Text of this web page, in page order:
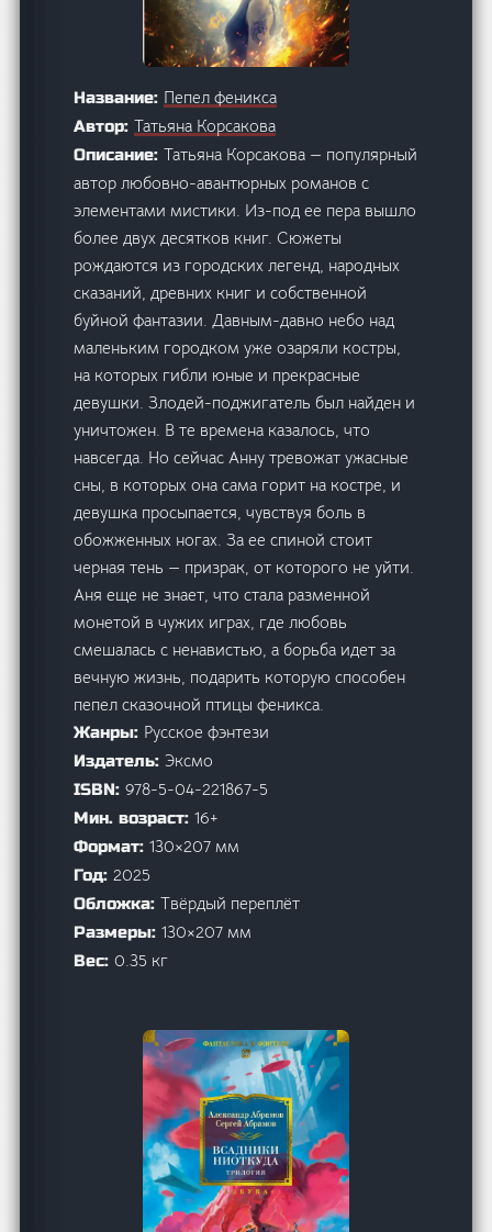
Название: Пепел феникса
Автор:Татьяна Корсакова
Описание:Татьяна Корсакова — популярный
автор любовно-авантюрных романов с
элементами мистики. Из-под ее пера вышло
более двух десятков книг. Сюжеты
рождаются из городских легенд, народных
сказаний, древних книг и собственной
буйной фантазии. Давным-давно небо над
маленьким городком уже озаряли костры,
на которых гибли юные и прекрасные
девушки. Злодей-поджигатель был найден и
уничтожен. В те времена казалось, что
навсегда. Но сейчас Анну тревожат ужасные
сны, в которых она сама горит на костре, и
девушка просыпается, чувствуя боль в
обожженных ногах. За ее спиной стоит
черная тень — призрак, от которого не уйти.
Аня еще не знает, что стала разменной
монетой в чужих играх, где любовь
смешалась с ненавистью, а борьба идет за
вечную жизнь, подарить которую способен
пепел сказочной птицы феникса.
Жанры: Русское фэнтези
Издатель: Эксмо
ISBN:978-5-04-221867-5
Мин. возраст:16+
Формат:130×207 мм
Год:2025
Обложка:Твёрдый переплёт
Размеры:130×207 мм
Вес:0.35 кг